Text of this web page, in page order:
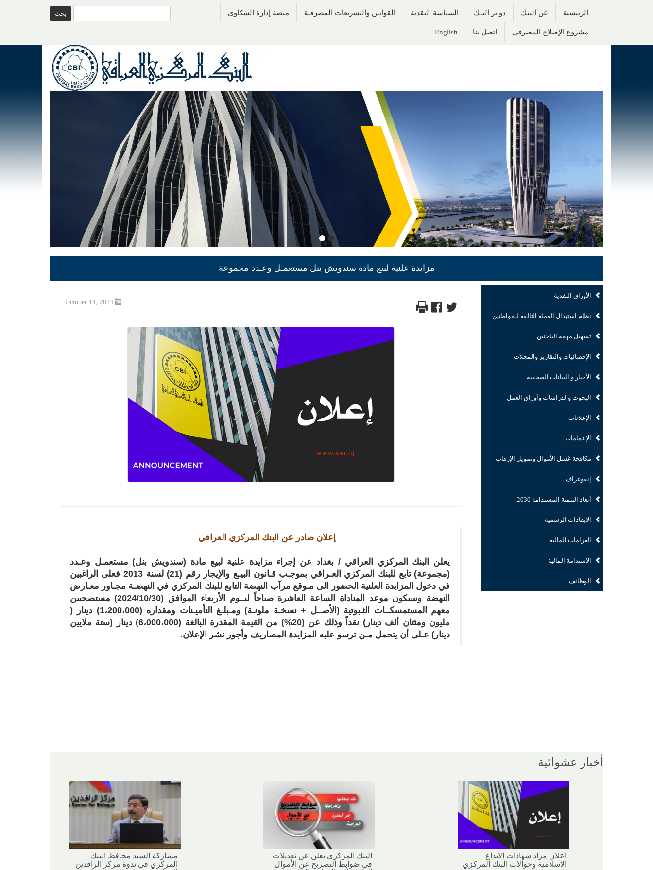
الرئيسية عن البنك دوائر البنك السياسة النقدية القوانين والتشريعات المصرفية منصة إدارة الشكاوى
مشروع الإصلاح المصرفي اتصل بنا English
مزايدة علنية لبيع مادة سندويش بنل مستعمـل وعـدد مجموعة
الأوراق النقدية
نظام استبدال العملة التالفة للمواطنين
تسهيل مهمة الباحثين
الإحصائيات والتقارير والمجلات
الأخبار و البيانات الصحفية
البحوث والدراسات وأوراق العمل
الإعلانات
الإعمامات
مكافحة غسل الأموال وتمويل الإرهاب
إنفوغراف
أبعاد التنمية المستدامة 2030
الايفادات الرسمية
الغرامات المالية
الاستدامة المالية
الوظائف
October 14, 2024
إعلان صادر عن البنك المركزي العراقي
يعلن البنك المركزي العراقي / بغداد عن إجراء مزايدة علنية لبيع مادة (سندويش بنل) مستعمـل وعـدد
(مجموعة) تابع للبنك المركزي العـراقي بموجـب قـانون البيـع والإيجار رقم (21) لسنة 2013 فعلى الراغبين
في دخول المزايدة العلنية الحضور الى مـوقع مرآب النهضة التابع للبنك المركزي في النهضـة مجـاور معـارض
النهضة وسيكون موعد المناداة الساعة العاشرة صباحاً ليــوم الأربعاء الموافق (2024/10/30) مستصحبين
معهم المستمسكــات الثـبوتية (الأصــل + نسخـة ملونـة) ومـبلـغ التأميـنات ومقداره (1،200،000) دينار (
مليون ومئتان ألف دينار) نقداً وذلك عن (20%) من القيمة المقدرة البالغة (6،000،000) دينار (ستة ملايين
دينار) عـلى أن يتحمل مـن ترسو عليه المزايدة المصاريف وأجور نشر الإعلان.
أخبار عشوائية
اعلان مزاد شهادات الايداع
الاسلامية وحوالات البنك المركزي
البنك المركزي يعلن عن تعديلات
في ضوابط التصريح عن الأموال
مشاركة السيد محافظ البنك
المركزي في ندوة مركز الرافدين